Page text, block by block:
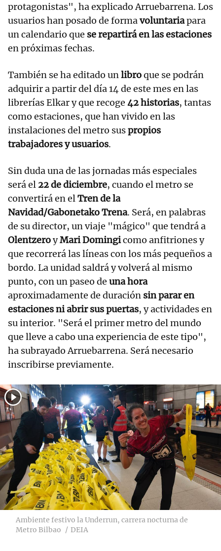
protagonistas", ha explicado Arruebarrena. Los
usuarios han posado de formavoluntariapara
un calendario que se repartirá en las estaciones
en próximas fechas.
También se ha editado unlibroque se podrán
adquirir a partir del día 14 de este mes en las
librerías Elkar y que recoge 42 historias, tantas
como estaciones, que han vivido en las
instalaciones del metro suspropios
trabajadores y usuarios.
Sin duda una de las jornadas más especiales
será el 22 de diciembre, cuando el metro se
convertirá en elTren de la
Navidad/Gabonetako Trena. Será, en palabras
de su director, un viaje "mágico" que tendrá a
OlentzeroyMari Domingicomo anfitriones y
que recorrerá las líneas con los más pequeños a
bordo. La unidad saldrá y volverá al mismo
punto, con un paseo de una hora
aproximadamente de duración sin parar en
estaciones ni abrir sus puertas, y actividades en
su interior. "Será el primer metro del mundo
que lleve a cabo una experiencia de este tipo",
ha subrayado Arruebarrena. Será necesario
inscribirse previamente.
Ambiente festivo la Underrun, carrera nocturna de
Metro Bilbao
DEIA